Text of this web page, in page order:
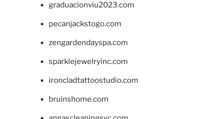
graduacionviu2023.com
pecanjackstogo.com
zengardendayspa.com
sparklejewelryinc.com
ironcladtattoostudio.com
bruinshome.com